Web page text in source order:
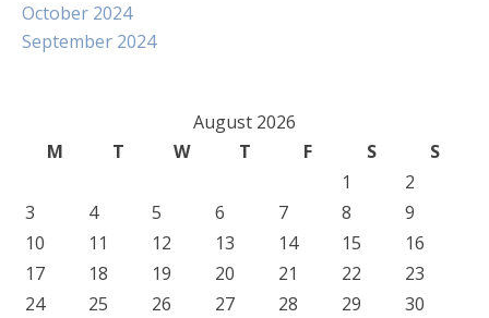
October 2024
September 2024
August 2026
M
T W T F S
S
1
2
3
4 5 6 7 8
9
10
11 12 13 14 15
16
17
18 19 20 21 22
23
24
25 26 27 28 29
30